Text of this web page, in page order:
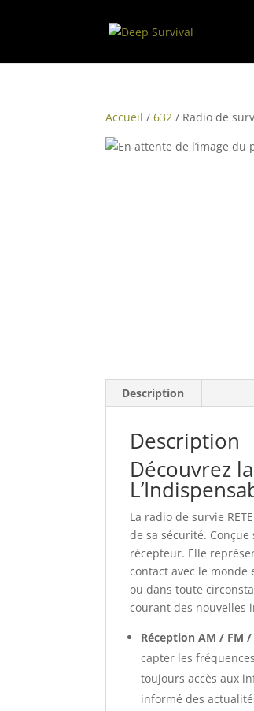
Accueil /632 / Radio de
Description
Description
Découvrez
La radio de survie
de sa sécurité.
récepteur. Elle
contact avec le
ou dans toute
courant des nouvelles
Réception AM / FM /
capter les
toujours accès aux
informé des